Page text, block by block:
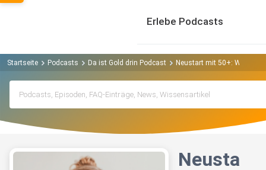
Erlebe Podcasts
Startseite Podcasts Da ist Gold drin Podcast Neustart mit 50+: Warum
Neusta